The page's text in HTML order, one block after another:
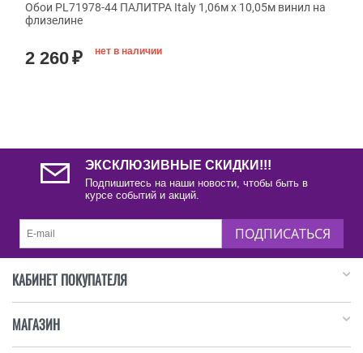
Обои PL71978-44 ПАЛИТРА Italy 1,06м х 10,05м винил на
флизелине
2 260₽ нет в наличии
ЭКСКЛЮЗИВНЫЕ СКИДКИ!!!
Подпишитесь на наши новости, чтобы быть в
курсе событий и акций.
ПОДПИСАТЬСЯ
КАБИНЕТ ПОКУПАТЕЛЯ
МАГАЗИН